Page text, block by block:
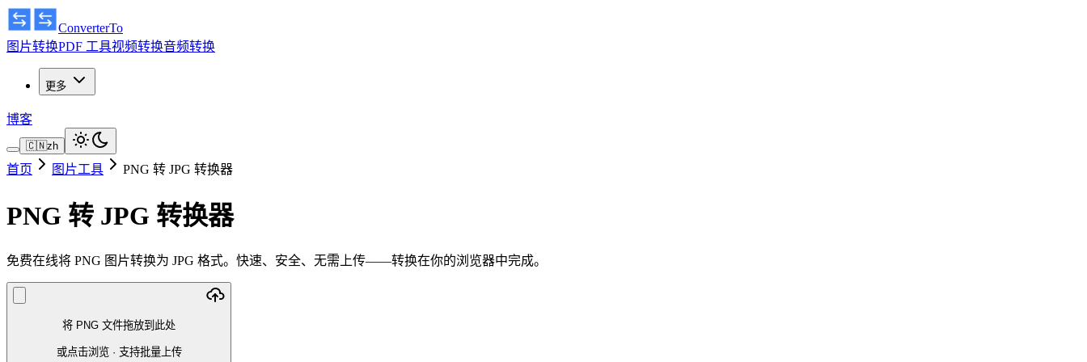
ConverterTo
图片转换PDF 工具视频转换音频转换
更多
博客
🇨🇳zh
首页 图片工具 PNG 转 JPG 转换器
PNG 转 JPG 转换器
免费在线将 PNG 图片转换为 JPG 格式。快速、安全、无需上传——转换在你的浏览器中完成。
将 PNG 文件拖放到此处
或点击浏览· 支持批量上传